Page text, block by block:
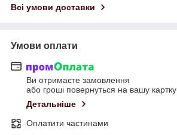
Всі умови доставки
Умови оплати
Ви отримаєте замовлення
або гроші повернуться на вашу картку
Детальніше
Оплатити частинами